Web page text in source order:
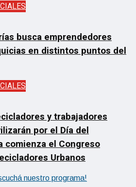
busca emprendedores
en distintos puntos del
y trabajadores
por el Día del
comienza el Congreso
Urbanos